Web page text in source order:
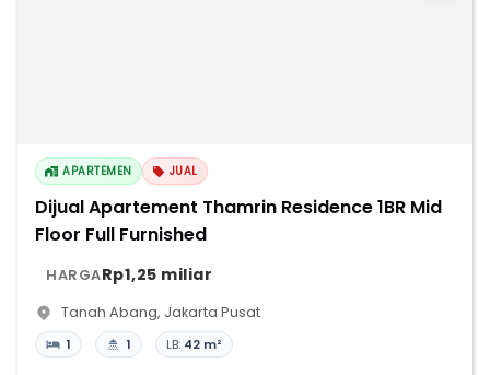
APARTEMEN JUAL
Dijual Apartement Thamrin Residence 1BR Mid
Floor Full Furnished
HARGARp1,25 miliar
Tanah Abang, Jakarta Pusat
1 1 LB: 42 m²